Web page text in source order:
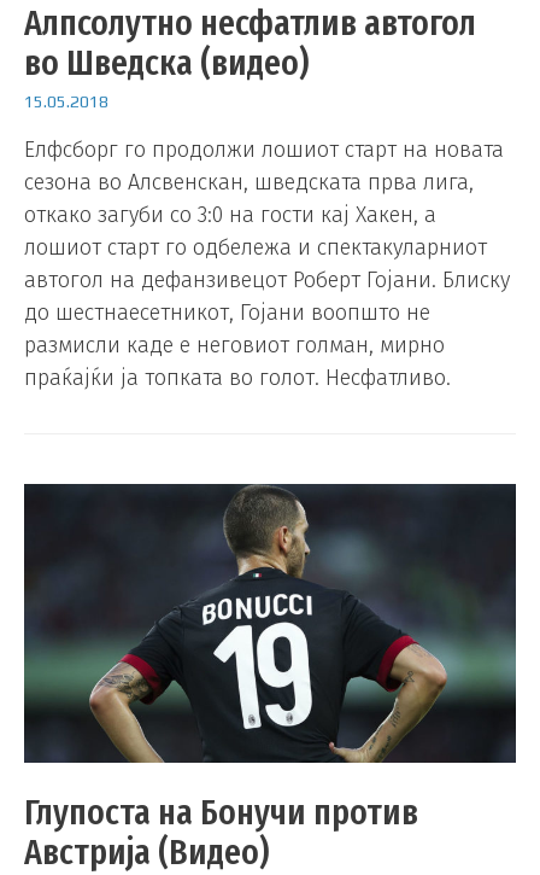
Алпсолутно несфатлив автогол
во Шведска (видео)
15.05.2018
Елфсборг го продолжи лошиот старт на новата
сезона во Алсвенскан, шведската прва лига,
откако загуби со 3:0 на гости кај Хакен, а
лошиот старт го одбележа и спектакуларниот
автогол на дефанзивецот Роберт Гојани. Блиску
до шестнаесетникот, Гојани воопшто не
размисли каде е неговиот голман, мирно
праќајќи ја топката во голот. Несфатливо.
Глупоста на Бонучи против
Австрија (Видео)